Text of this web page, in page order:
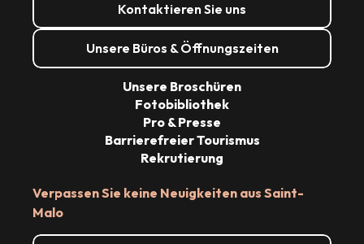
Kontaktieren Sie uns
Unsere Büros & Öffnungszeiten
Verpassen Sie keine Neuigkeiten aus Saint-
Malo
Unsere Broschüren
Fotobibliothek
Pro & Presse
Barrierefreier Tourismus
Rekrutierung